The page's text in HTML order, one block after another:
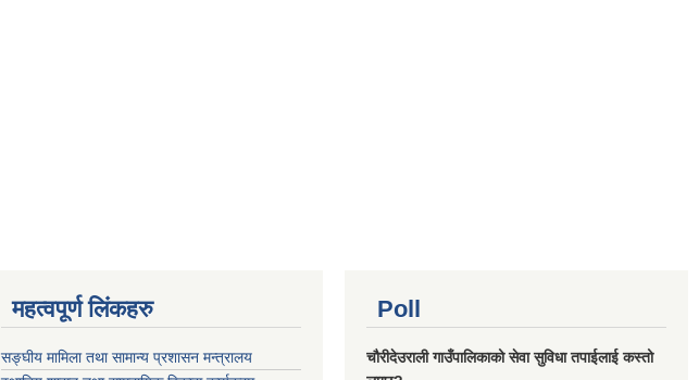
महत्वपूर्ण लिंकहरु
सङ्घीय मामिला तथा सामान्य प्रशासन मन्‍त्रालय
Poll
चौरीदेउराली गाउँपालिकाको सेवा सुविधा तपाईलाई कस्तो